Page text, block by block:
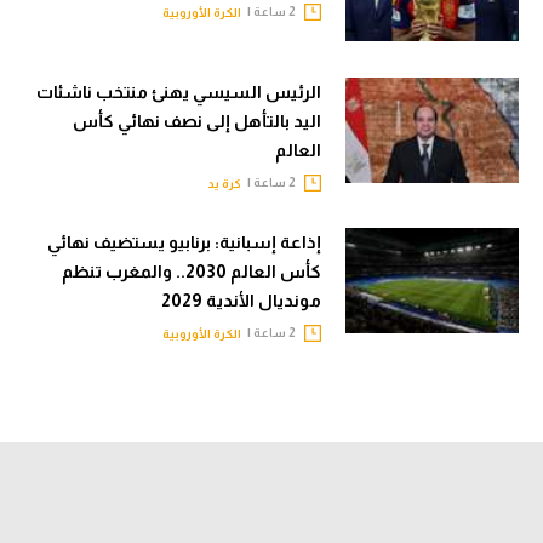
الكرة الأوروبية
الرئيس السيسي يهنئ منتخب ناشئات
اليد بالتأهل إلى نصف نهائي كأس
العالم
كرة يد
إذاعة إسبانية: برنابيو يستضيف نهائي
كأس العالم 2030.. والمغرب تنظم
مونديال الأندية 2029
الكرة الأوروبية